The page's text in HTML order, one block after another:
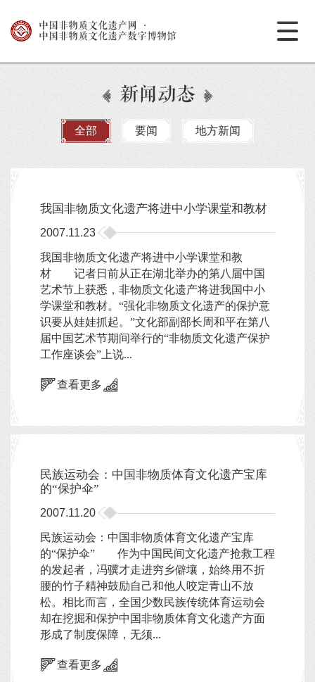
中国非物质文化遗产网
·
中国非物质文化遗产数字博物馆
新闻动态
全部 要闻 地方新闻
我国非物质文化遗产将进中小学课堂和教材
2007.11.23
我国非物质文化遗产将进中小学课堂和教
材 记者日前从正在湖北举办的第八届中国
艺术节上获悉，非物质文化遗产将进我国中小
学课堂和教材。“强化非物质文化遗产的保护意
识要从娃娃抓起。”文化部副部长周和平在第八
届中国艺术节期间举行的“非物质文化遗产保护
工作座谈会”上说...
查看更多
民族运动会：中国非物质体育文化遗产宝库
的“保护伞”
2007.11.20
民族运动会：中国非物质体育文化遗产宝库
的“保护伞” 作为中国民间文化遗产抢救工程
的发起者，冯骥才走进穷乡僻壤，始终用不折
腰的竹子精神鼓励自己和他人咬定青山不放
松。相比而言，全国少数民族传统体育运动会
却在挖掘和保护中国非物质体育文化遗产方面
形成了制度保障，无须...
查看更多